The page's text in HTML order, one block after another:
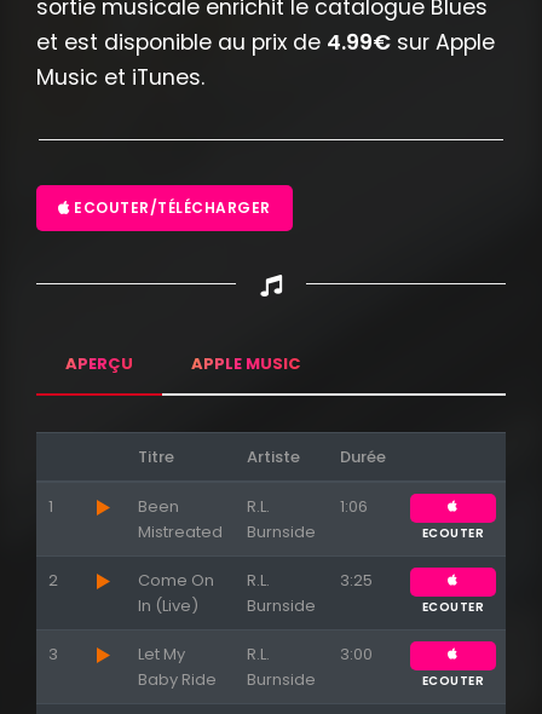
Appuyez sur ENTREE pour valider...
sortie musicale enrichit le catalogue Blues
et est disponible au prix de 4.99€ sur Apple
Music et iTunes.
ECOUTER/TÉLÉCHARGER
APERÇU APPLE MUSIC
Titre Artiste Durée
1
Been
Mistreated
R.L.
Burnside
1:06
ECOUTER
2
Come On
In (Live)
R.L.
Burnside
3:25
ECOUTER
3
Let My
Baby Ride
R.L.
Burnside
3:00
ECOUTER